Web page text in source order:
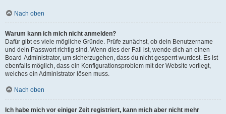
Nach oben
Warum kann ich mich nicht anmelden?
Dafür gibt es viele mögliche Gründe. Prüfe zunächst, ob dein Benutzername
und dein Passwort richtig sind. Wenn dies der Fall ist, wende dich an einen
Board-Administrator, um sicherzugehen, dass du nicht gesperrt wurdest. Es ist
ebenfalls möglich, dass ein Konfigurationsproblem mit der Website vorliegt,
welches ein Administrator lösen muss.
Nach oben
Ich habe mich vor einiger Zeit registriert, kann mich aber nicht mehr